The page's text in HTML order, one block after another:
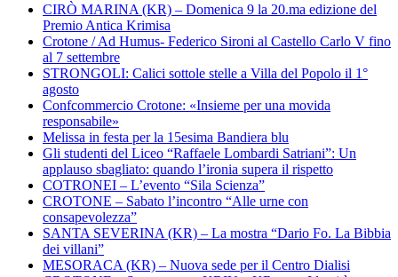
CIRÒ MARINA (KR) – Domenica 9 la 20.ma edizione del
Premio Antica Krimisa
Crotone / Ad Humus- Federico Sironi al Castello Carlo V fino
al 7 settembre
STRONGOLI: Calici sottole stelle a Villa del Popolo il 1°
agosto
Confcommercio Crotone: «Insieme per una movida
responsabile»
Melissa in festa per la 15esima Bandiera blu
Gli studenti del Liceo “Raffaele Lombardi Satriani”: Un
applauso sbagliato: quando l’ironia supera il rispetto
COTRONEI – L’evento “Sila Scienza”
CROTONE – Sabato l’incontro “Alle urne con
consapevolezza”
SANTA SEVERINA (KR) – La mostra “Dario Fo. La Bibbia
dei villani”
MESORACA (KR) – Nuova sede per il Centro Dialisi